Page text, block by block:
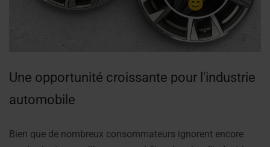
Une opportunité croissante pour l'industrie
automobile
Bien que de nombreux consommateurs ignorent encore